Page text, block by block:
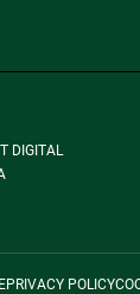
DIGITAL
PRIVACY POLICY